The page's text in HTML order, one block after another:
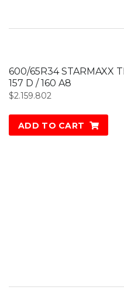
600/65R34 STARMAXX
157 D / 160 A8
$2.159.802
ADD TO CART